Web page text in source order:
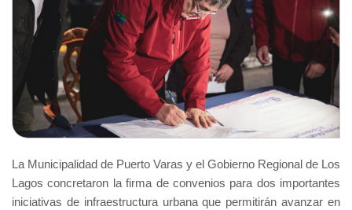
La Municipalidad de Puerto Varas y el Gobierno Regional de Los
Lagos concretaron la firma de convenios para dos importantes
iniciativas de infraestructura urbana que permitirán avanzar en